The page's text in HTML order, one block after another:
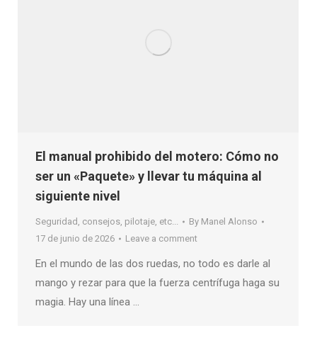
El manual prohibido del motero: Cómo no
ser un «Paquete» y llevar tu máquina al
siguiente nivel
Seguridad, consejos, pilotaje, etc... By Manel Alonso
17 de junio de 2026
Leave a comment
En el mundo de las dos ruedas, no todo es darle al
mango y rezar para que la fuerza centrífuga haga su
magia. Hay una línea …